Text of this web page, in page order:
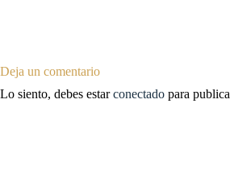
Deja un comentario
Lo siento, debes estarconectado para